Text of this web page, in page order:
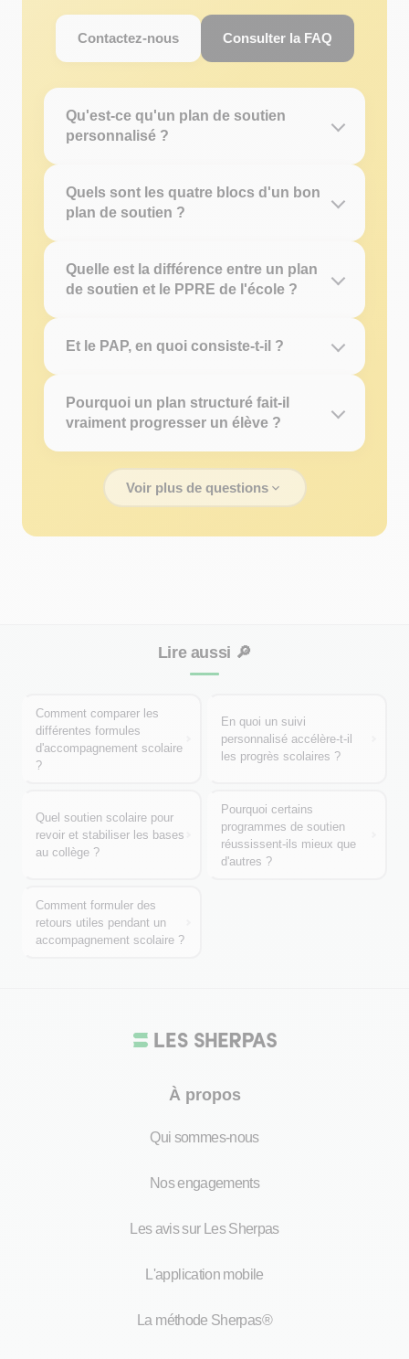
Contactez-nous Consulter la FAQ
Qu'est-ce qu'un plan de soutien
personnalisé ?
Quels sont les quatre blocs d'un bon
plan de soutien ?
Quelle est la différence entre un plan
de soutien et le PPRE de l'école ?
Et le PAP, en quoi consiste-t-il ?
Pourquoi un plan structuré fait-il
vraiment progresser un élève ?
Voir plus de questions
Lire aussi 🔎
Comment comparer les
différentes formules
d'accompagnement scolaire
?
En quoi un suivi
personnalisé accélère-t-il
les progrès scolaires ?
Quel soutien scolaire pour
revoir et stabiliser les bases
au collège ?
Pourquoi certains
programmes de soutien
réussissent-ils mieux que
d'autres ?
Comment formuler des
retours utiles pendant un
accompagnement scolaire ?
À propos
Qui sommes-nous
Nos engagements
Les avis sur Les Sherpas
L'application mobile
La méthode Sherpas®